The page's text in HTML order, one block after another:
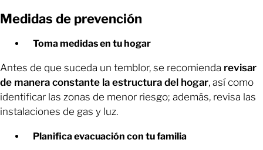
Medidas de prevención
Toma medidas en tu hogar
Antes de que suceda un temblor, se recomienda revisar
de manera constante la estructura del hogar, así como
identificar las zonas de menor riesgo; además, revisa las
instalaciones de gas y luz.
Planifica evacuación con tu familia